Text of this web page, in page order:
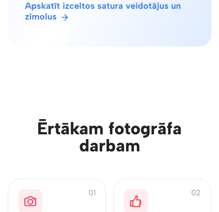
Apskatīt izceltos satura veidotājus un
zīmolus
Ērtākam fotogrāfa
darbam
01 02